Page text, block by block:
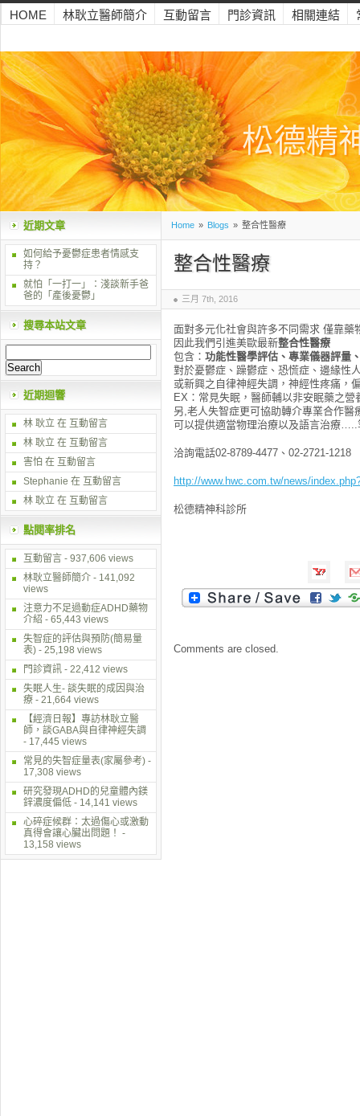
松德精
HOME 林耿立醫師簡介 互動留言 門診資訊 相關連結
Home » Blogs » 整合性醫療
整合性醫療
三月 7th, 2016
面對多元化社會與許多不同需求 僅靠
因此我們引進美歐最新整合性醫療
包含： 功能性醫學評估、專業儀器評量
對於憂鬱症、躁鬱症、恐慌症、邊緣性
或新興之自律神經失調，神經性疼痛，
EX：常見失眠，醫師輔以非安眠藥之營
另,老人失智症更可協助轉介專業合作醫
可以提供適當物理治療以及語言治療…..
洽詢電話02-8789-4477、02-2721-1218
http://www.hwc.com.tw/news/
松德精神科診所
Comments are closed.
近期文章
如何給予憂鬱症患者情感支
持？
就怕「一打一」：淺談新手爸
爸的「產後憂鬱」
搜尋本站文章
近期迴響
林 耿立 在 互動留言
林 耿立 在 互動留言
害怕 在 互動留言
Stephanie 在 互動留言
林 耿立 在 互動留言
點閱率排名
互動留言 - 937,606 views
林耿立醫師簡介 - 141,092
views
注意力不足過動症ADHD藥物
介紹 - 65,443 views
失智症的評估與預防(簡易量
表) - 25,198 views
門診資訊 - 22,412 views
失眠人生- 談失眠的成因與治
療 - 21,664 views
【經濟日報】專訪林耿立醫
師，談GABA與自律神經失調
- 17,445 views
常見的失智症量表(家屬參考) -
17,308 views
研究發現ADHD的兒童體內鎂
鋅濃度偏低 - 14,141 views
心碎症候群：太過傷心或激動
真得會讓心臟出問題！ -
13,158 views